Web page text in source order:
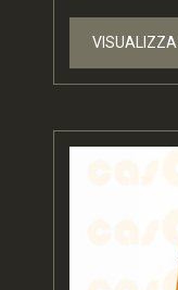
VISUALIZZA